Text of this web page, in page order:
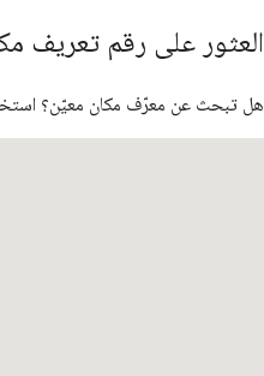
العثور على رقم تعريف
هل تبحث عن معرّف مكان معيّن؟